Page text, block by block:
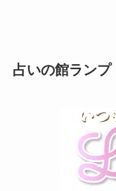
占いの館ランプ